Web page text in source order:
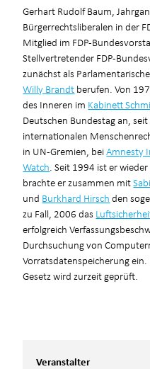
Gerhart Rudolf Baum,
Bürgerrechtsliberalen in der
Mitglied im FDP-
Stellvertretender FDP-
zunächst als
Willy Brandt berufen. Von
des Inneren im Kabinett
Deutschen Bundestag an,
internationalen
in UN-Gremien, beiAmnesty
Watch. Seit 1994 ist er
brachte er zusammen mit
und Burkhard Hirsch den
zu Fall, 2006 das
erfolgreich
Durchsuchung von
Vorratsdatenspeicherung ein.
Gesetz wird zurzeit geprüft.
Veranstalter